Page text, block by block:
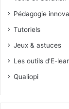
Pédagogie
Tutoriels
Jeux & astuces
Les outils d'E-
Qualiopi